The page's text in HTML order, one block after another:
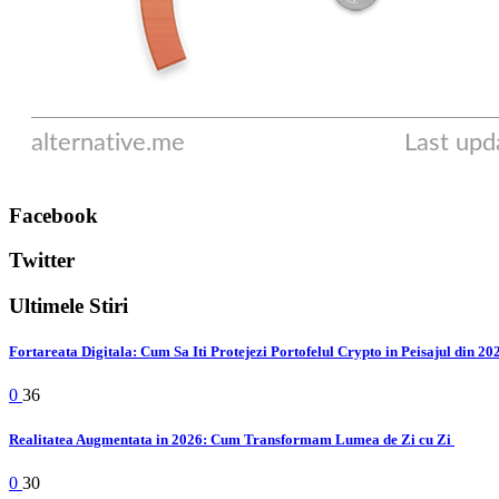
Facebook
Twitter
Ultimele Stiri
Fortareata Digitala: Cum Sa Iti Protejezi Portofelul Crypto in Peisajul din
0 36
Realitatea Augmentata in 2026: Cum Transformam Lumea de Zi cu Zi
0 30